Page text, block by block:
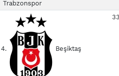
Trabzonspor
4. Beşiktaş
33